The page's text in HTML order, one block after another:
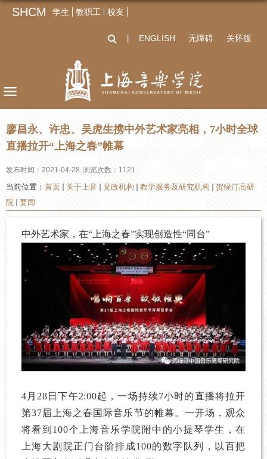
SHCM 学生 教职工 校友
ENGLISH 无障碍 关怀版
廖昌永、许忠、吴虎生携中外艺术家亮相，7小时全球
直播拉开“上海之春”帷幕
发布时间：2021-04-28 浏览次数： 1121
当前位置： 首页 关于上音 党政机构 教学服务及研究机构
贺绿汀高研
院
要闻
中外艺术家，在“上海之春”实现创造性“同台”
4月28日下午2:00起，一场持续7小时的直播将拉开
第37届上海之春国际音乐节的帷幕。一开场，观众
将看到100个上海音乐学院附中的小提琴学生，在
上海大剧院正门台阶排成100的数字队列，以百把